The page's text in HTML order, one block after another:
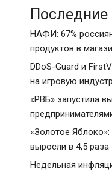
Последние
НАФИ: 67%
продуктов в
DDoS-Guard и
на игровую
«РВБ» запустила
«Золотое
выросли в 4,5 раза
Недельная